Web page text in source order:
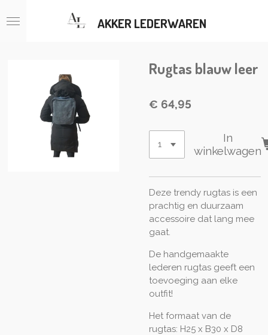
direct
AKKER LEDERWAREN
Rugtas blauw leer
€ 64,95
In
winkelwagen
Deze trendy rugtas is een
prachtig en duurzaam
accessoire dat lang mee
gaat.
De handgemaakte
lederen rugtas geeft een
toevoeging aan elke
outfit!
Het formaat van de
rugtas: H25 x B30 x D8